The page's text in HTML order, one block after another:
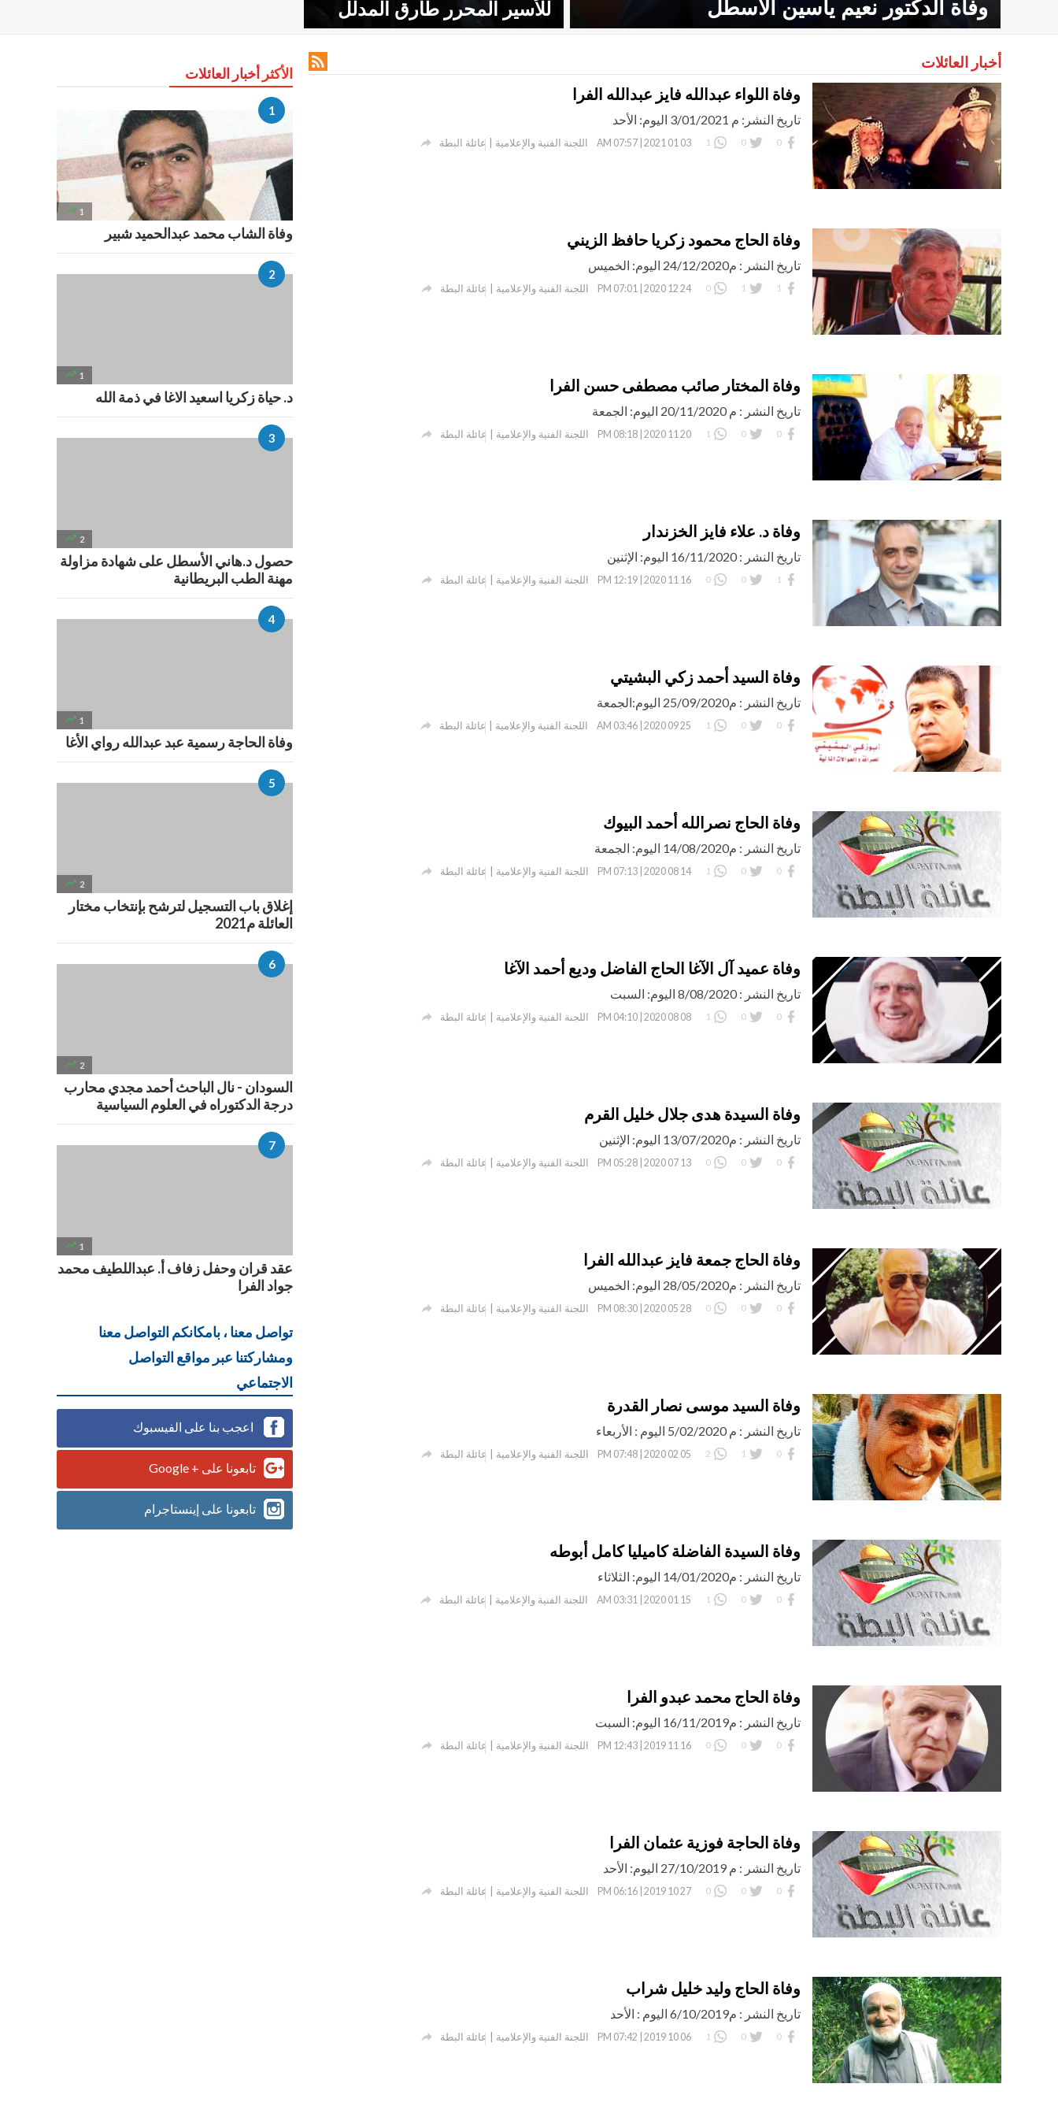
وفاة الدكتور نعيم ياسين الأسطل للأسير المحرر طارق المدلل
أخبار العائلات

وفاة اللواء عبدالله فايز عبدالله الفرا
تاريخ النشر: م 3/01/2021 اليوم: الأحد
0
0
1
03 01 2021 | 07:57 AM اللجنة الفنية والإعلامية | عائلة البطة 
وفاة الحاج محمود زكريا حافظ الزيني
تاريخ النشر : م24/12/2020 اليوم: الخميس
1
1
0
24 12 2020 | 07:01 PM اللجنة الفنية والإعلامية | عائلة البطة 
وفاة المختار صائب مصطفى حسن الفرا
تاريخ النشر : م 20/11/2020 اليوم: الجمعة
0
0
1
20 11 2020 | 08:18 PM اللجنة الفنية والإعلامية | عائلة البطة 
وفاة د. علاء فايز الخزندار
تاريخ النشر : 16/11/2020 اليوم: الإثنين
1
0
0
16 11 2020 | 12:19 PM اللجنة الفنية والإعلامية | عائلة البطة 
وفاة السيد أحمد زكي البشيتي
تاريخ النشر : م25/09/2020 اليوم:الجمعة
0
0
1
25 09 2020 | 03:46 AM اللجنة الفنية والإعلامية | عائلة البطة 
وفاة الحاج نصرالله أحمد البيوك
تاريخ النشر : م14/08/2020 اليوم: الجمعة
0
0
1
14 08 2020 | 07:13 PM اللجنة الفنية والإعلامية | عائلة البطة 
وفاة عميد آل الآغا الحاج الفاضل وديع أحمد الآغا
تاريخ النشر : 8/08/2020 اليوم: السبت
0
0
1
08 08 2020 | 04:10 PM اللجنة الفنية والإعلامية | عائلة البطة 
وفاة السيدة هدى جلال خليل القرم
تاريخ النشر : م13/07/2020 اليوم: الإثنين
0
0
0
13 07 2020 | 05:28 PM اللجنة الفنية والإعلامية | عائلة البطة 
وفاة الحاج جمعة فايز عبدالله الفرا
تاريخ النشر : م28/05/2020 اليوم: الخميس
0
0
0
28 05 2020 | 08:30 PM اللجنة الفنية والإعلامية | عائلة البطة 
وفاة السيد موسى نصار القدرة
تاريخ النشر : م 5/02/2020 اليوم : الأربعاء
0
1
2
05 02 2020 | 07:48 PM اللجنة الفنية والإعلامية | عائلة البطة 
وفاة السيدة الفاضلة كاميليا كامل أبوطه
تاريخ النشر : م14/01/2020 اليوم: الثلاثاء
0
0
1
15 01 2020 | 03:31 AM اللجنة الفنية والإعلامية | عائلة البطة 
وفاة الحاج محمد عبدو الفرا
تاريخ النشر : م16/11/2019 اليوم: السبت
0
0
0
16 11 2019 | 12:43 PM اللجنة الفنية والإعلامية | عائلة البطة 
وفاة الحاجة فوزية عثمان الفرا
تاريخ النشر : م 27/10/2019 اليوم: الأحد
0
0
0
27 10 2019 | 06:16 PM اللجنة الفنية والإعلامية | عائلة البطة 
وفاة الحاج وليد خليل شراب
تاريخ النشر : م6/10/2019 اليوم : الأحد
0
0
1
06 10 2019 | 07:42 PM اللجنة الفنية والإعلامية | عائلة البطة 
الأكثر أخبار العائلات
1

وفاة الشاب محمد عبدالحميد شبير
1

د. حياة زكريا اسعيد الاغا في ذمة الله
2

حصول د.هاني الأسطل على شهادة مزاولة
مهنة الطب البريطانية
1

وفاة الحاجة رسمية عبد عبدالله رواي الأغا
2

إغلاق باب التسجيل لترشح بإنتخاب مختار
العائلة م2021
2

السودان - نال الباحث أحمد مجدي محارب
درجة الدكتوراه في العلوم السياسية
1

عقد قران وحفل زفاف أ. عبداللطيف محمد
جواد الفرا
تواصل معنا ، بامكانكم التواصل معنا
ومشاركتنا عبر مواقع التواصل
الاجتماعي
اعجب بنا على الفيسبوك
تابعونا على + Google
تابعونا على إينستاجرام